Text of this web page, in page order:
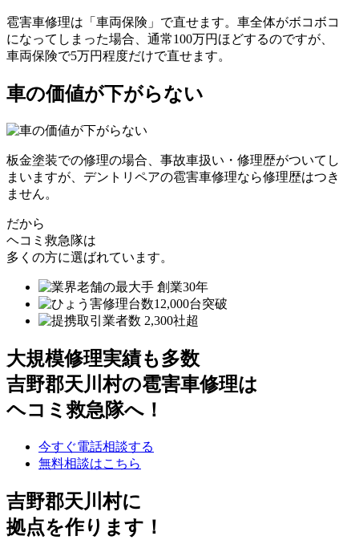
雹害車修理は「車両保険」で直せます。車全体がボコボコ
になってしまった場合、通常100万円ほどするのですが、
車両保険で5万円程度だけで直せます。
車の価値が下がらない
板金塗装での修理の場合、事故車扱い・修理歴がついてし
まいますが、デントリペアの雹害車修理なら修理歴はつき
ません。
だから
ヘコミ救急隊は
多くの方に選ばれています。
大規模修理実績も多数
吉野郡天川村の雹害車修理は
ヘコミ救急隊へ！
今すぐ電話相談する
無料相談はこちら
吉野郡天川村に
拠点を作ります！